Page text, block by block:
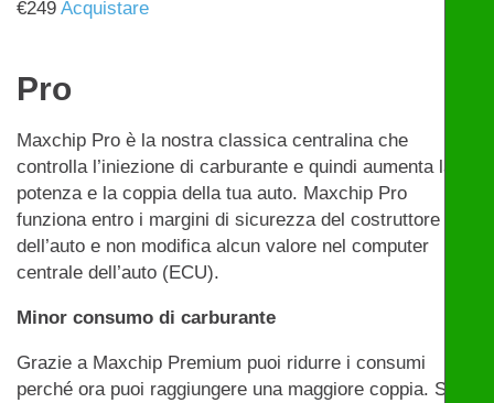
€249 Acquistare
Pro
Maxchip Pro è la nostra classica centralina che
controlla l’iniezione di carburante e quindi aumenta la
potenza e la coppia della tua auto. Maxchip Pro
funziona entro i margini di sicurezza del costruttore
dell’auto e non modifica alcun valore nel computer
centrale dell’auto (ECU).
Minor consumo di carburante
Grazie a Maxchip Premium puoi ridurre i consumi
perché ora puoi raggiungere una maggiore coppia. Se